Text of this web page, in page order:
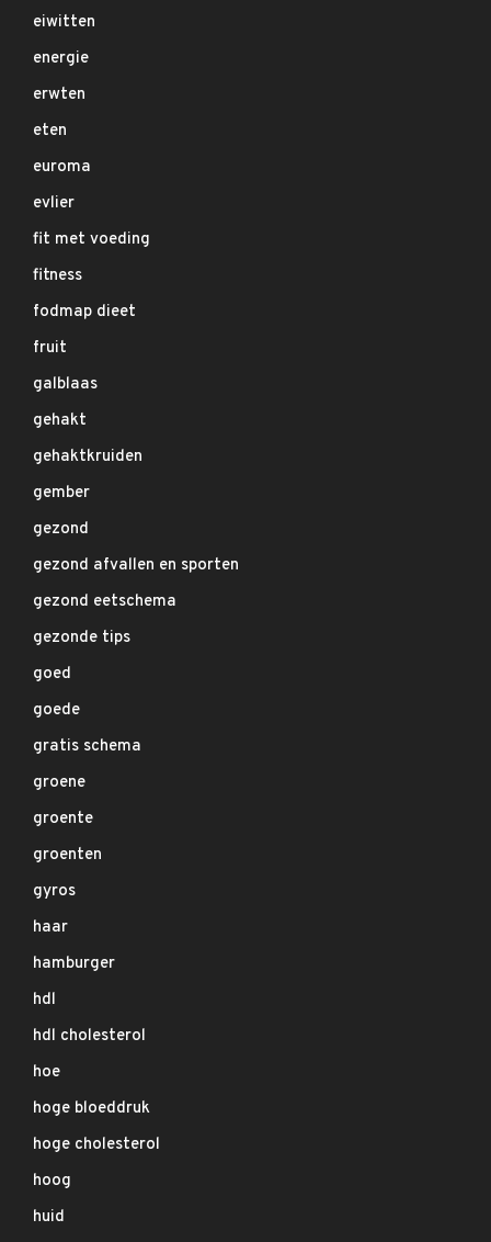
eiwitten
energie
erwten
eten
euroma
evlier
fit met voeding
fitness
fodmap dieet
fruit
galblaas
gehakt
gehaktkruiden
gember
gezond
gezond afvallen en sporten
gezond eetschema
gezonde tips
goed
goede
gratis schema
groene
groente
groenten
gyros
haar
hamburger
hdl
hdl cholesterol
hoe
hoge bloeddruk
hoge cholesterol
hoog
huid